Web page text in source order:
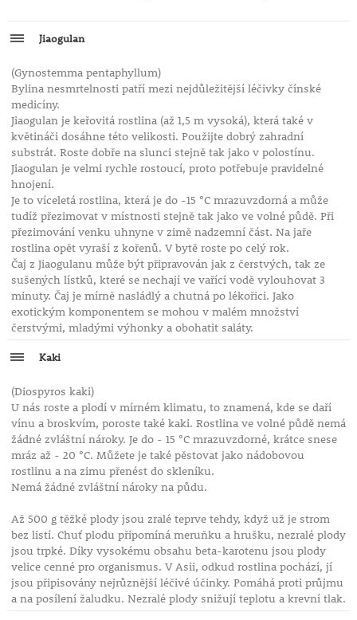
Jiaogulan
(Gynostemma pentaphyllum)
Bylina nesmrtelnosti patří mezi nejdůležitější léčivky čínské
medicíny.
Jiaogulan je keřovitá rostlina (až 1,5 m vysoká), která také v
květináči dosáhne této velikosti. Použijte dobrý zahradní
substrát. Roste dobře na slunci stejně tak jako v polostínu.
Jiaogulan je velmi rychle rostoucí, proto potřebuje pravidelné
hnojení.
Je to víceletá rostlina, která je do -15 °C mrazuvzdorná a může
tudíž přezimovat v místnosti stejně tak jako ve volné půdě. Při
přezimování venku uhnyne v zimě nadzemní část. Na jaře
rostlina opět vyraší z kořenů. V bytě roste po celý rok.
Čaj z Jiaogulanu může být připravován jak z čerstvých, tak ze
sušených lístků, které se nechají ve vařící vodě vylouhovat 3
minuty. Čaj je mírně nasládlý a chutná po lékořici. Jako
exotickým komponentem se mohou v malém množství
čerstvými, mladými výhonky a obohatit saláty.
Kaki
(Diospyros kaki)
U nás roste a plodí v mírném klimatu, to znamená, kde se daří
vínu a broskvím, poroste také kaki. Rostlina ve volné půdě nemá
žádné zvláštní nároky. Je do - 15 °C mrazuvzdorné, krátce snese
mráz až - 20 °C. Můžete je také pěstovat jako nádobovou
rostlinu a na zimu přenést do skleníku.
Nemá žádné zvláštní nároky na půdu.
Až 500 g těžké plody jsou zralé teprve tehdy, když už je strom
bez listí. Chuť plodu připomíná meruňku a hrušku, nezralé plody
jsou trpké. Díky vysokému obsahu beta-karotenu jsou plody
velice cenné pro organismus. V Asii, odkud rostlina pochází, jí
jsou připisovány nejrůznější léčivé účinky. Pomáhá proti průjmu
a na posílení žaludku. Nezralé plody snižují teplotu a krevní tlak.